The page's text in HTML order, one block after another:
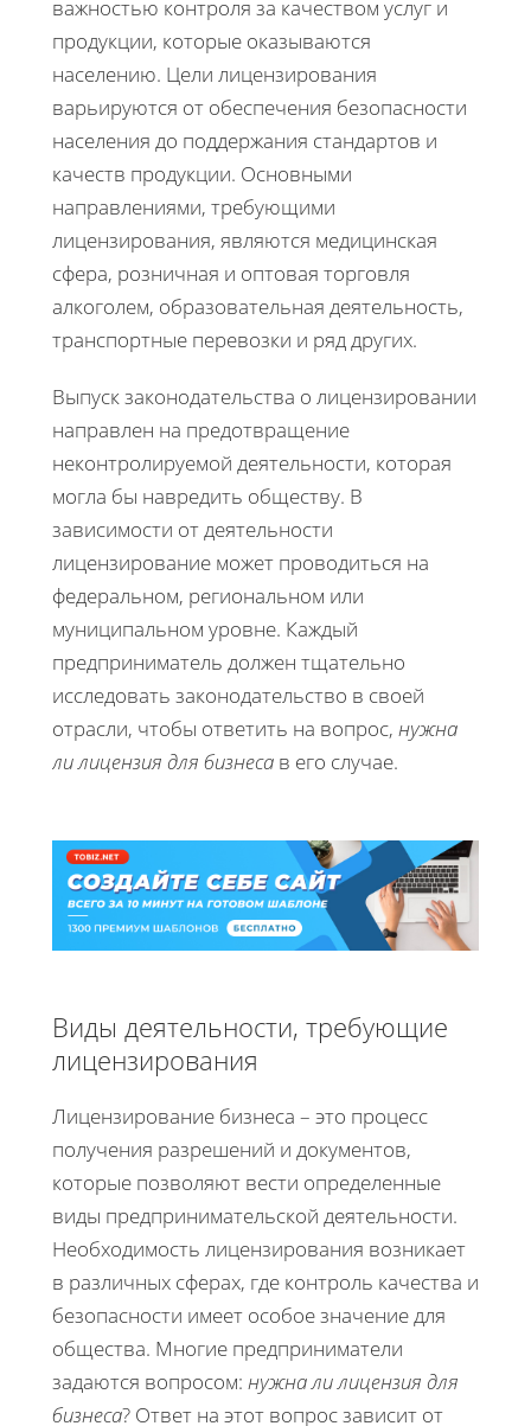
важностью контроля за качеством услуг и
продукции, которые оказываются
населению. Цели лицензирования
варьируются от обеспечения безопасности
населения до поддержания стандартов и
качеств продукции. Основными
направлениями, требующими
лицензирования, являются медицинская
сфера, розничная и оптовая торговля
алкоголем, образовательная деятельность,
транспортные перевозки и ряд других.
Выпуск законодательства о лицензировании
направлен на предотвращение
неконтролируемой деятельности, которая
могла бы навредить обществу. В
зависимости от деятельности
лицензирование может проводиться на
федеральном, региональном или
муниципальном уровне. Каждый
предприниматель должен тщательно
исследовать законодательство в своей
отрасли, чтобы ответить на вопрос, нужна
ли лицензия для бизнеса в его случае.
Виды деятельности, требующие
лицензирования
Лицензирование бизнеса – это процесс
получения разрешений и документов,
которые позволяют вести определенные
виды предпринимательской деятельности.
Необходимость лицензирования возникает
в различных сферах, где контроль качества и
безопасности имеет особое значение для
общества. Многие предприниматели
задаются вопросом: нужна ли лицензия для
бизнеса? Ответ на этот вопрос зависит от